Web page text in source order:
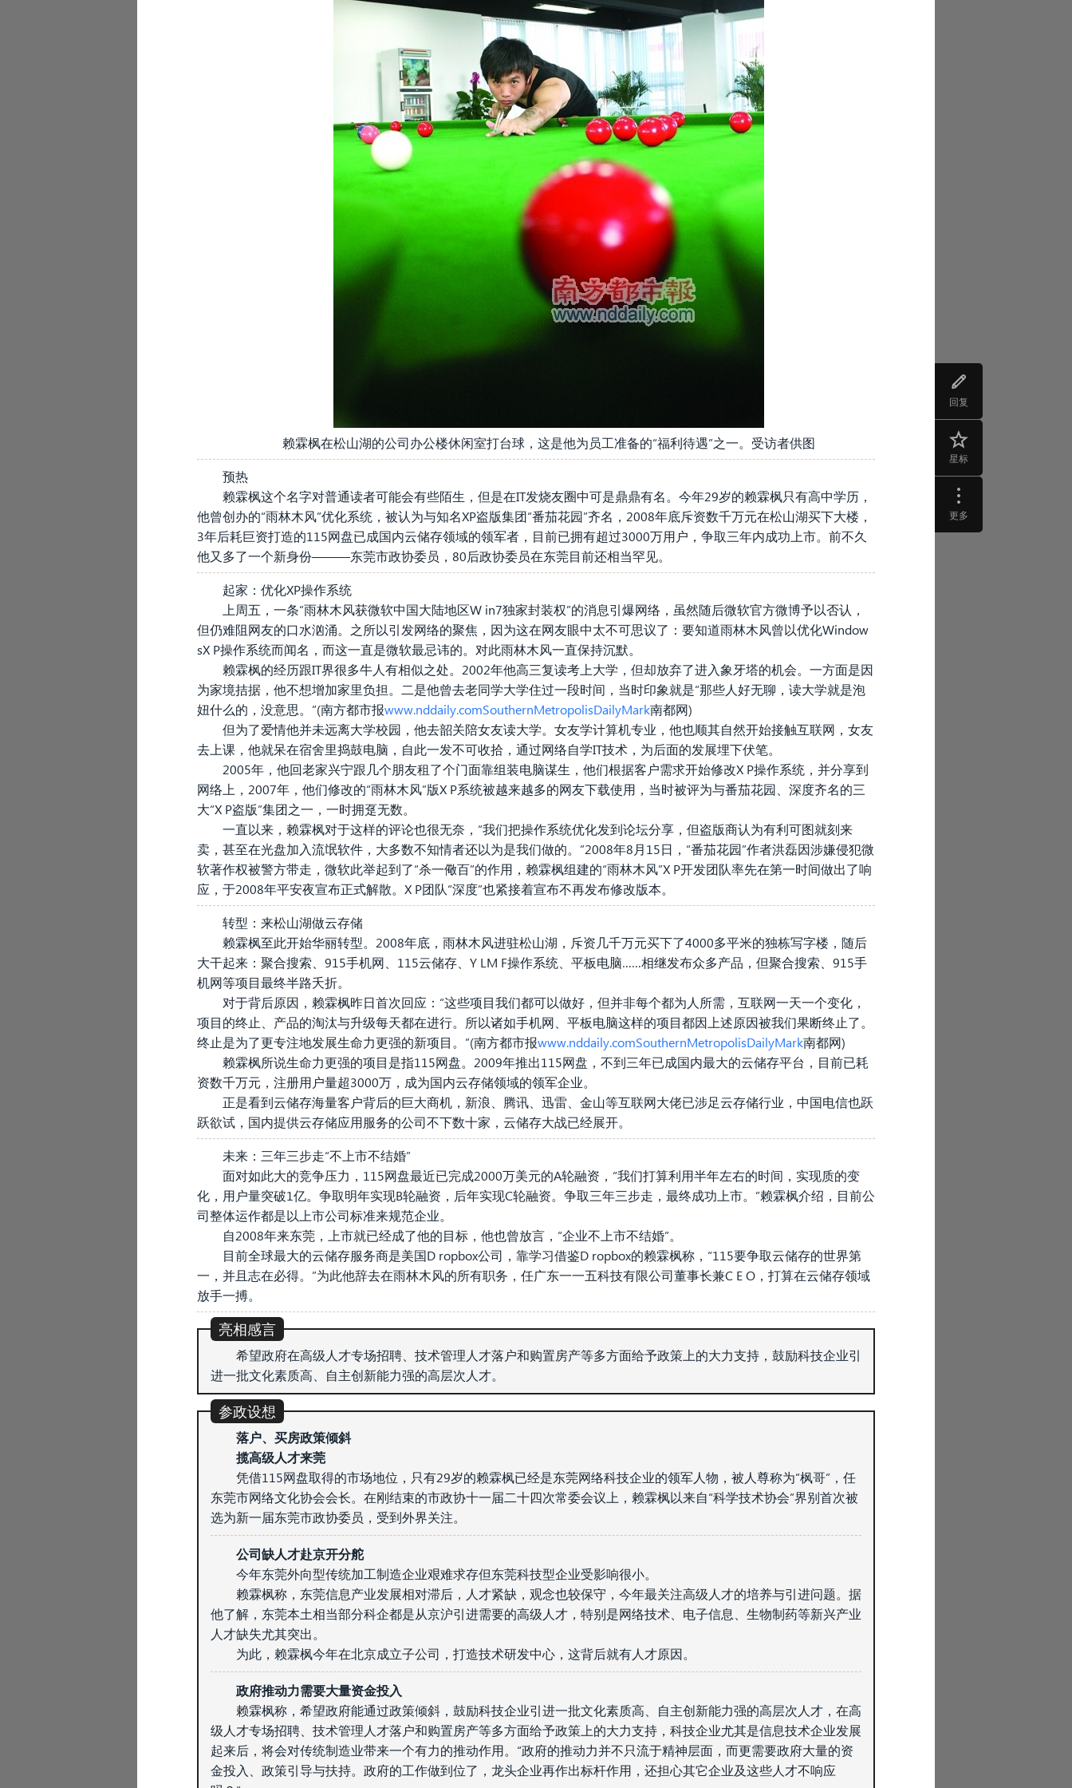
回复
星标
更多
赖霖枫在松山湖的公司办公楼休闲室打台球，这是他为员工准备的“福利待遇”之一。受访者供图
预热
赖霖枫这个名字对普通读者可能会有些陌生，但是在IT发烧友圈中可是鼎鼎有名。今年29岁的赖霖枫只有高中学历，
他曾创办的“雨林木风”优化系统，被认为与知名XP盗版集团“番茄花园”齐名，2008年底斥资数千万元在松山湖买下大楼，
3年后耗巨资打造的115网盘已成国内云储存领域的领军者，目前已拥有超过3000万用户，争取三年内成功上市。前不久
他又多了一个新身份———东莞市政协委员，80后政协委员在东莞目前还相当罕见。
起家：优化XP操作系统
上周五，一条“雨林木风获微软中国大陆地区W in7独家封装权”的消息引爆网络，虽然随后微软官方微博予以否认，
但仍难阻网友的口水汹涌。之所以引发网络的聚焦，因为这在网友眼中太不可思议了：要知道雨林木风曾以优化Window
sX P操作系统而闻名，而这一直是微软最忌讳的。对此雨林木风一直保持沉默。
赖霖枫的经历跟IT界很多牛人有相似之处。2002年他高三复读考上大学，但却放弃了进入象牙塔的机会。一方面是因
为家境拮据，他不想增加家里负担。二是他曾去老同学大学住过一段时间，当时印象就是“那些人好无聊，读大学就是泡
妞什么的，没意思。”(南方都市报www.nddaily.comSouthernMetropolisDailyMark南都网)
但为了爱情他并未远离大学校园，他去韶关陪女友读大学。女友学计算机专业，他也顺其自然开始接触互联网，女友
去上课，他就呆在宿舍里捣鼓电脑，自此一发不可收拾，通过网络自学IT技术，为后面的发展埋下伏笔。
2005年，他回老家兴宁跟几个朋友租了个门面靠组装电脑谋生，他们根据客户需求开始修改X P操作系统，并分享到
网络上，2007年，他们修改的“雨林木风”版X P系统被越来越多的网友下载使用，当时被评为与番茄花园、深度齐名的三
大“X P盗版”集团之一，一时拥趸无数。
一直以来，赖霖枫对于这样的评论也很无奈，“我们把操作系统优化发到论坛分享，但盗版商认为有利可图就刻来
卖，甚至在光盘加入流氓软件，大多数不知情者还以为是我们做的。”2008年8月15日，“番茄花园”作者洪磊因涉嫌侵犯微
软著作权被警方带走，微软此举起到了“杀一儆百”的作用，赖霖枫组建的“雨林木风”X P开发团队率先在第一时间做出了响
应，于2008年平安夜宣布正式解散。X P团队“深度”也紧接着宣布不再发布修改版本。
转型：来松山湖做云存储
赖霖枫至此开始华丽转型。2008年底，雨林木风进驻松山湖，斥资几千万元买下了4000多平米的独栋写字楼，随后
大干起来：聚合搜索、915手机网、115云储存、Y LM F操作系统、平板电脑……相继发布众多产品，但聚合搜索、915手
机网等项目最终半路夭折。
对于背后原因，赖霖枫昨日首次回应：“这些项目我们都可以做好，但并非每个都为人所需，互联网一天一个变化，
项目的终止、产品的淘汰与升级每天都在进行。所以诸如手机网、平板电脑这样的项目都因上述原因被我们果断终止了。
终止是为了更专注地发展生命力更强的新项目。”(南方都市报www.nddaily.comSouthernMetropolisDailyMark南都网)
赖霖枫所说生命力更强的项目是指115网盘。2009年推出115网盘，不到三年已成国内最大的云储存平台，目前已耗
资数千万元，注册用户量超3000万，成为国内云存储领域的领军企业。
正是看到云储存海量客户背后的巨大商机，新浪、腾讯、迅雷、金山等互联网大佬已涉足云存储行业，中国电信也跃
跃欲试，国内提供云存储应用服务的公司不下数十家，云储存大战已经展开。
未来：三年三步走“不上市不结婚”
面对如此大的竞争压力，115网盘最近已完成2000万美元的A轮融资，“我们打算利用半年左右的时间，实现质的变
化，用户量突破1亿。争取明年实现B轮融资，后年实现C轮融资。争取三年三步走，最终成功上市。”赖霖枫介绍，目前公
司整体运作都是以上市公司标准来规范企业。
自2008年来东莞，上市就已经成了他的目标，他也曾放言，“企业不上市不结婚”。
目前全球最大的云储存服务商是美国D ropbox公司，靠学习借鉴D ropbox的赖霖枫称，“115要争取云储存的世界第
一，并且志在必得。”为此他辞去在雨林木风的所有职务，任广东一一五科技有限公司董事长兼C E O，打算在云储存领域
放手一搏。
亮相感言
希望政府在高级人才专场招聘、技术管理人才落户和购置房产等多方面给予政策上的大力支持，鼓励科技企业引
进一批文化素质高、自主创新能力强的高层次人才。
参政设想
落户、买房政策倾斜
揽高级人才来莞
凭借115网盘取得的市场地位，只有29岁的赖霖枫已经是东莞网络科技企业的领军人物，被人尊称为“枫哥”，任
东莞市网络文化协会会长。在刚结束的市政协十一届二十四次常委会议上，赖霖枫以来自“科学技术协会”界别首次被
选为新一届东莞市政协委员，受到外界关注。
公司缺人才赴京开分舵
今年东莞外向型传统加工制造企业艰难求存但东莞科技型企业受影响很小。
赖霖枫称，东莞信息产业发展相对滞后，人才紧缺，观念也较保守，今年最关注高级人才的培养与引进问题。据
他了解，东莞本土相当部分科企都是从京沪引进需要的高级人才，特别是网络技术、电子信息、生物制药等新兴产业
人才缺失尤其突出。
为此，赖霖枫今年在北京成立子公司，打造技术研发中心，这背后就有人才原因。
政府推动力需要大量资金投入
赖霖枫称，希望政府能通过政策倾斜，鼓励科技企业引进一批文化素质高、自主创新能力强的高层次人才，在高
级人才专场招聘、技术管理人才落户和购置房产等多方面给予政策上的大力支持，科技企业尤其是信息技术企业发展
起来后，将会对传统制造业带来一个有力的推动作用。“政府的推动力并不只流于精神层面，而更需要政府大量的资
金投入、政策引导与扶持。政府的工作做到位了，龙头企业再作出标杆作用，还担心其它企业及这些人才不响应